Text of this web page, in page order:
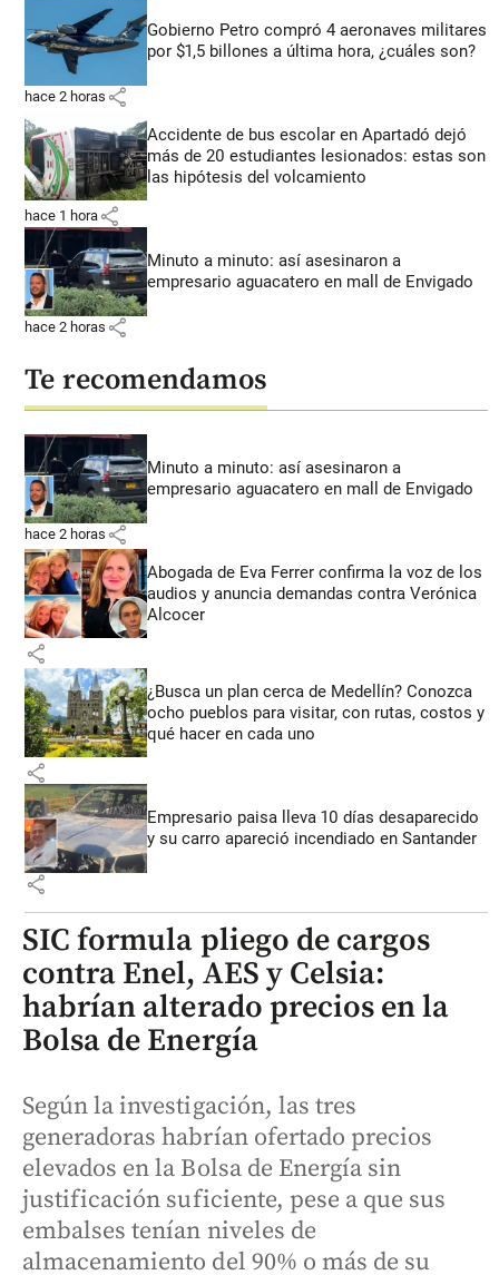
Gobierno Petro compró 4 aeronaves militares
por $1,5 billones a última hora, ¿cuáles son?
hace 2 horas share
Accidente de bus escolar en Apartadó dejó
más de 20 estudiantes lesionados: estas son
las hipótesis del volcamiento
hace 1 hora share
Minuto a minuto: así asesinaron a
empresario aguacatero en mall de Envigado
hace 2 horas share
Te recomendamos
Minuto a minuto: así asesinaron a
empresario aguacatero en mall de Envigado
hace 2 horas share
Abogada de Eva Ferrer confirma la voz de los
audios y anuncia demandas contra Verónica
Alcocer
share
¿Busca un plan cerca de Medellín? Conozca
ocho pueblos para visitar, con rutas, costos y
qué hacer en cada uno
share
Empresario paisa lleva 10 días desaparecido
y su carro apareció incendiado en Santander
share
SIC formula pliego de cargos
contra Enel, AES y Celsia:
habrían alterado precios en la
Bolsa de Energía
Según la investigación, las tres
generadoras habrían ofertado precios
elevados en la Bolsa de Energía sin
justificación suficiente, pese a que sus
embalses tenían niveles de
almacenamiento del 90% o más de su